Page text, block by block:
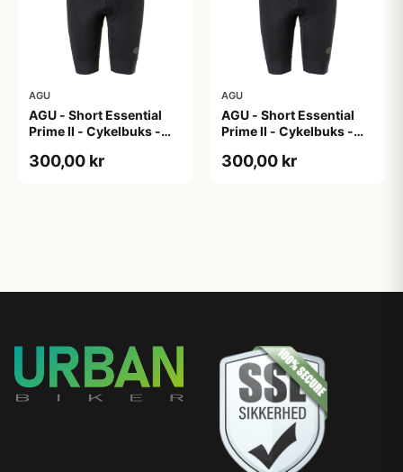
AGU
AGU - Short Essential
Prime II - Cykelbuks -
300,00 kr
AGU
AGU - Short Essential
Prime II - Cykelbuks -
300,00 kr